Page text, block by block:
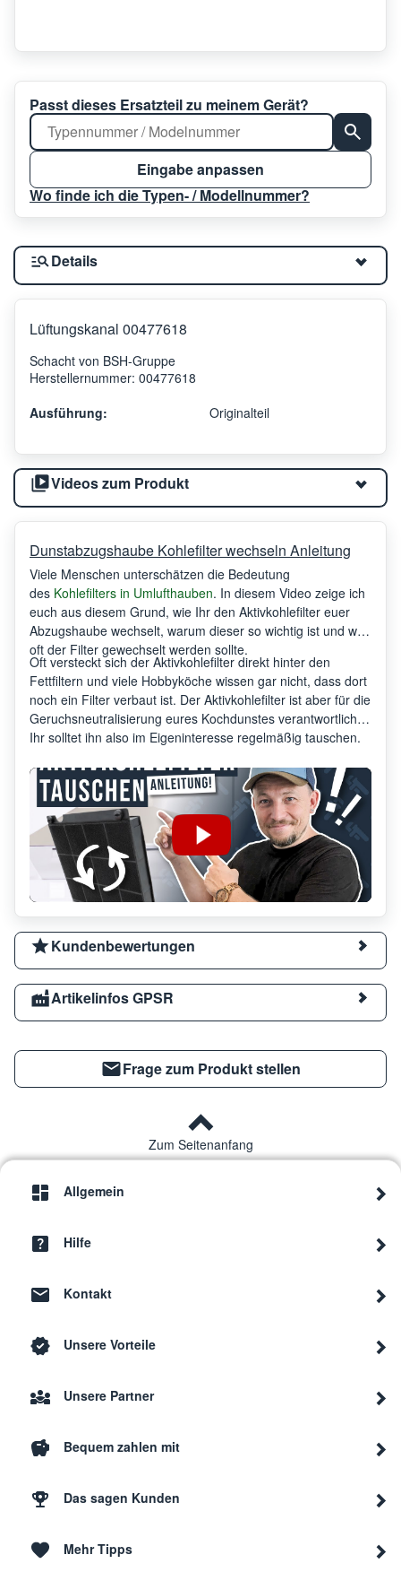
Passt dieses Ersatzteil zu meinem Gerät?
Eingabe anpassen
Wo finde ich die Typen- / Modellnummer?
Details
Lüftungskanal 00477618
Schacht von BSH-Gruppe
Herstellernummer: 00477618
Ausführung:
Originalteil
Videos zum Produkt
Dunstabzugshaube Kohlefilter wechseln Anleitung
Viele Menschen unterschätzen die Bedeutung
des Kohlefilters in Umlufthauben. In diesem Video zeige ich
euch aus diesem Grund, wie Ihr den Aktivkohlefilter euer
Abzugshaube wechselt, warum dieser so wichtig ist und wie
oft der Filter gewechselt werden sollte.
Oft versteckt sich der Aktivkohlefilter direkt hinter den
Fettfiltern und viele Hobbyköche wissen gar nicht, dass dort
noch ein Filter verbaut ist. Der Aktivkohlefilter ist aber für die
Geruchsneutralisierung eures Kochdunstes verantwortlich.
Ihr solltet ihn also im Eigeninteresse regelmäßig tauschen.
Kundenbewertungen
Artikelinfos GPSR
Frage zum Produkt stellen
Zum Seitenanfang
Allgemein
Hilfe
Kontakt
Unsere Vorteile
Unsere Partner
Bequem zahlen mit
Das sagen Kunden
Mehr Tipps